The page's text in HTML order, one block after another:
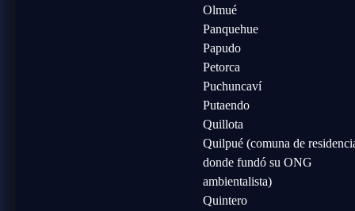
Olmué
Panquehue
Papudo
Petorca
Puchuncaví
Putaendo
Quillota
Quilpué (comuna de
donde fundó su ONG
ambientalista)
Quintero